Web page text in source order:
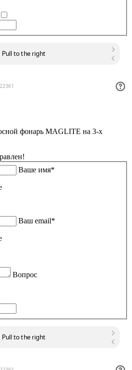
фонарь MAGLITE на 3-х
Ваше имя*
Ваш email*
Вопрос